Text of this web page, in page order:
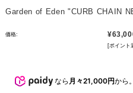
Garden of Eden "CURB CHAIN
価格:
[ポイント
なら 月々21,000円から